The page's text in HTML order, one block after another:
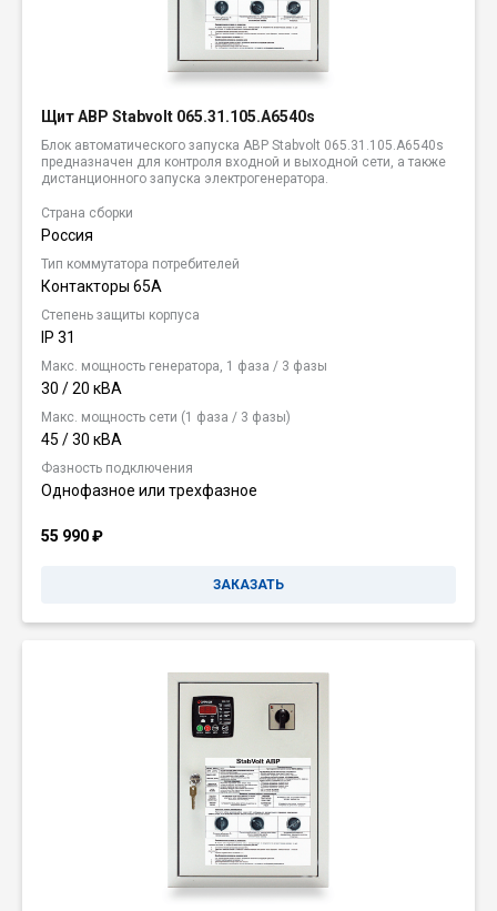
Щит АВР Stabvolt 065.31.105.A6540s
Блок автоматического запуска АВР Stabvolt 065.31.105.A6540s
предназначен для контроля входной и выходной сети, а также
дистанционного запуска электрогенератора.
Страна сборки
Россия
Тип коммутатора потребителей
Контакторы 65А
Степень защиты корпуса
IP 31
Макс. мощность генератора, 1 фаза / 3 фазы
30 / 20 кВА
Макс. мощность сети (1 фаза / 3 фазы)
45 / 30 кВА
Фазность подключения
Однофазное или трехфазное
55 990₽
ЗАКАЗАТЬ